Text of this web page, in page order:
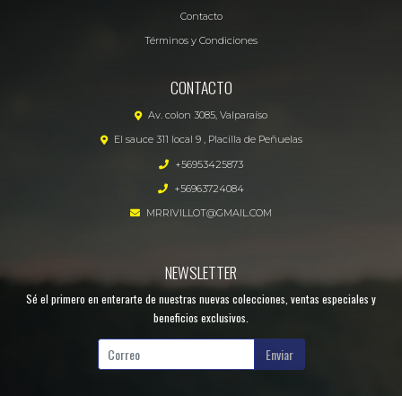
Contacto
Términos y Condiciones
CONTACTO
Av. colon 3085, Valparaíso
El sauce 311 local 9 , Placilla de Peñuelas
+56953425873
+56963724084
MRRIVILLOT@GMAIL.COM
NEWSLETTER
Sé el primero en enterarte de nuestras nuevas colecciones, ventas especiales y
beneficios exclusivos.
Enviar